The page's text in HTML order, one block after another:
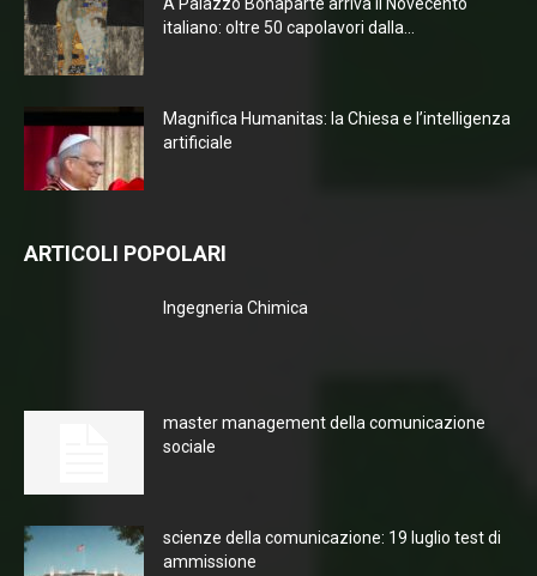
italiano: oltre 50 capolavori dalla...
Magnifica Humanitas: la Chiesa e l’intelligenza
artificiale
ARTICOLI POPOLARI
Ingegneria Chimica
master management della comunicazione
sociale
scienze della comunicazione: 19 luglio test di
ammissione